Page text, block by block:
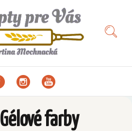
Gélové farby